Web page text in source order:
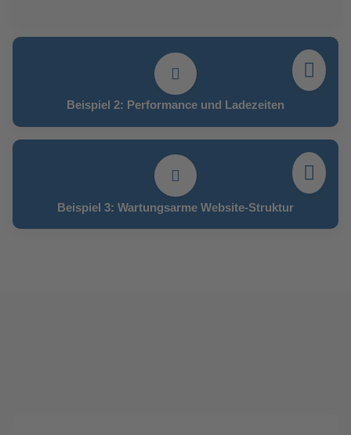
Beispiel 2: Performance und Ladezeiten
Beispiel 3: Wartungsarme Website-Struktur